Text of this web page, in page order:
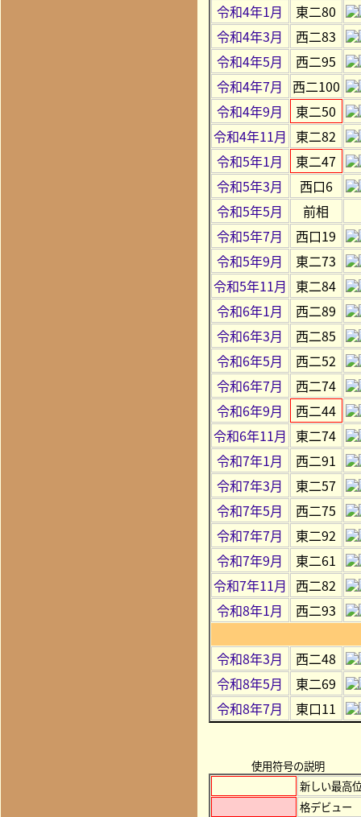
令和4年1月
東二80
令和4年3月
西二83
令和4年5月
西二95
令和4年7月
西二100
令和4年9月
東二50
令和4年11月 東二82
令和5年1月
東二47
令和5年3月
西口6
令和5年5月
前相
令和5年7月
西口19
令和5年9月
東二73
令和5年11月 東二84
令和6年1月
西二89
令和6年3月
西二85
令和6年5月
西二52
令和6年7月
西二74
令和6年9月
西二44
令和6年11月 東二74
令和7年1月
西二91
令和7年3月
東二57
令和7年5月
西二75
令和7年7月
東二92
令和7年9月
東二61
令和7年11月 西二82
令和8年1月
西二93
令和8年3月
西二48
令和8年5月
東二69
令和8年7月
東口11
使用符号の説明
新しい最高
格デビュー